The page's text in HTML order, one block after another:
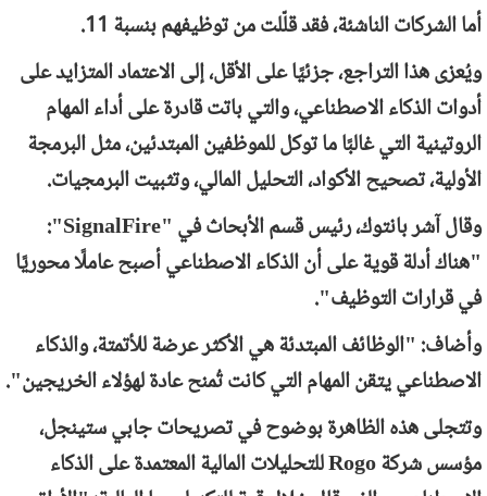
أما الشركات الناشئة، فقد قلّلت من توظيفهم بنسبة 11.
ويُعزى هذا التراجع، جزئيًا على الأقل، إلى الاعتماد المتزايد على
أدوات الذكاء الاصطناعي، والتي باتت قادرة على أداء المهام
الروتينية التي غالبًا ما توكل للموظفين المبتدئين، مثل البرمجة
الأولية، تصحيح الأكواد، التحليل المالي، وتثبيت البرمجيات.
وقال آشر بانتوك، رئيس قسم الأبحاث في "SignalFire
":
"هناك أدلة قوية على أن الذكاء الاصطناعي أصبح عاملًا محوريًا
في قرارات التوظيف".
وأضاف: "الوظائف المبتدئة هي الأكثر عرضة للأتمتة، والذكاء
الاصطناعي يتقن المهام التي كانت تُمنح عادة لهؤلاء الخريجين".
وتتجلى هذه الظاهرة بوضوح في تصريحات جابي ستينجل،
مؤسس شركةRogoللتحليلات المالية المعتمدة على الذكاء